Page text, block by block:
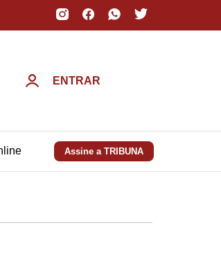
ENTRAR
Assine a TRIBUNA